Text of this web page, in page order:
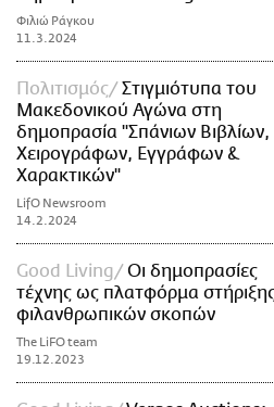
Φιλιώ Ράγκου
11.3.2024
Πολιτισμός
Στιγμιότυπα του
Μακεδονικού Αγώνα στη
δημοπρασία "Σπάνιων Βιβλίων,
Χειρογράφων, Εγγράφων &
Χαρακτικών"
LifO Newsroom
14.2.2024
Good Living
Οι δημοπρασίες
τέχνης ως πλατφόρμα
φιλανθρωπικών σκοπών
The LiFO team
19.12.2023